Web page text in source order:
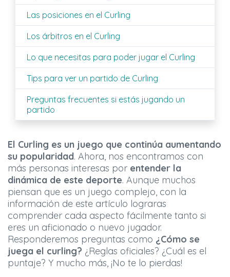
Las posiciones en el Curling
Los árbitros en el Curling
Lo que necesitas para poder jugar el Curling
Tips para ver un partido de Curling
Preguntas frecuentes si estás jugando un
partido
El Curling es un juego que continúa aumentando
su popularidad. Ahora, nos encontramos con
más personas interesas por entender la
dinámica de este deporte. Aunque muchos
piensan que es un juego complejo, con la
información de este artículo lograras
comprender cada aspecto fácilmente tanto si
eres un aficionado o nuevo jugador.
Responderemos preguntas como ¿Cómo se
juega el curling? ¿Reglas oficiales? ¿Cuál es el
puntaje? Y mucho más, ¡No te lo pierdas!